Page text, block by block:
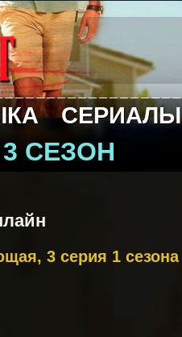
СЕРИАЛЫ
3 СЕЗОН
3 серия 1 сезона